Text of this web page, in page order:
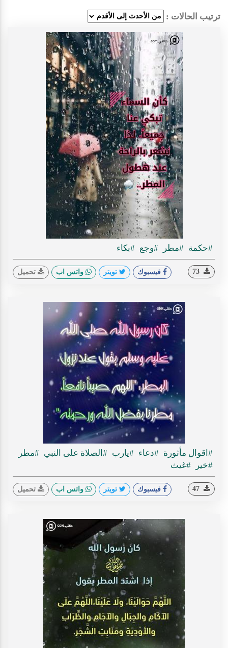
ترتيب الحالات :
#حكمة #مطر #وجع #بكاء
فيسبوك تويتر واتس اب تحميل
#اقوال مأثورة #دعاء #يارب #الصلاة على النبي #مطر
#خير
#غيث
فيسبوك تويتر واتس اب تحميل